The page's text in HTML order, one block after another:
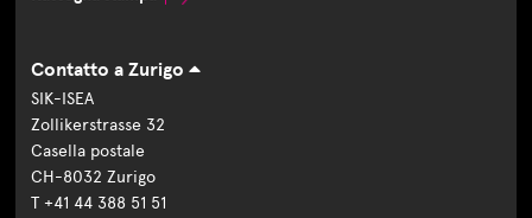
Contatto a Zurigo
SIK-ISEA
Zollikerstrasse 32
Casella postale
CH-8032 Zurigo
T +41 44 388 51 51